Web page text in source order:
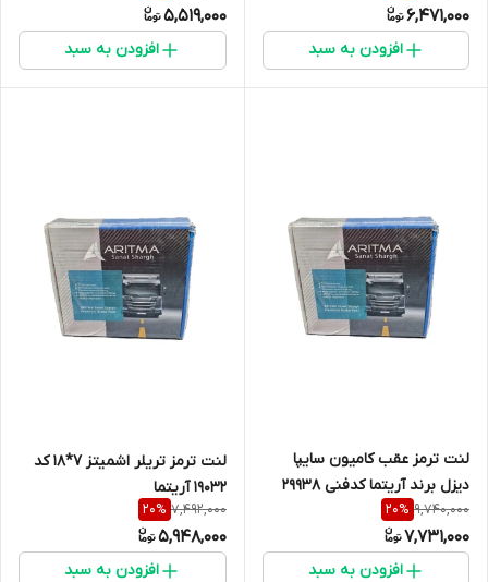
6,471,000
افزودن به سبد
5,519,000
افزودن به سبد
لنت ترمز عقب کامیون سایپا
دیزل برند آریتما کدفنی 29938
9,740,000
20%
7,731,000
افزودن به سبد
لنت ترمز تریلر اشمیتز 7*18 کد
19032 آریتما
7,492,000
20%
5,948,000
افزودن به سبد